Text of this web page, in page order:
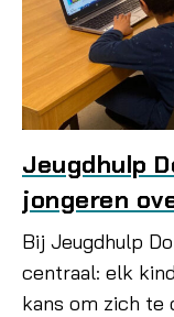
Jeugdhulp
jongeren
Bij Jeugdhulp
centraal: elk
kans om zich te